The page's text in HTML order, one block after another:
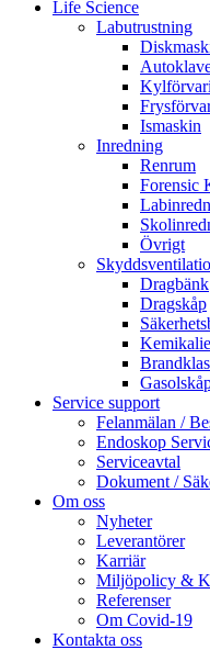
Life Science
Labutrustning
Ismaskin
Inredning
Renrum
Forensic
Övrigt
Dragbänk
Dragskåp
Service support
Felanmälan /
Endoskop
Serviceavtal
Dokument /
Om oss
Nyheter
Leverantörer
Karriär
Miljöpolicy &
Referenser
Om Covid-19
Kontakta oss